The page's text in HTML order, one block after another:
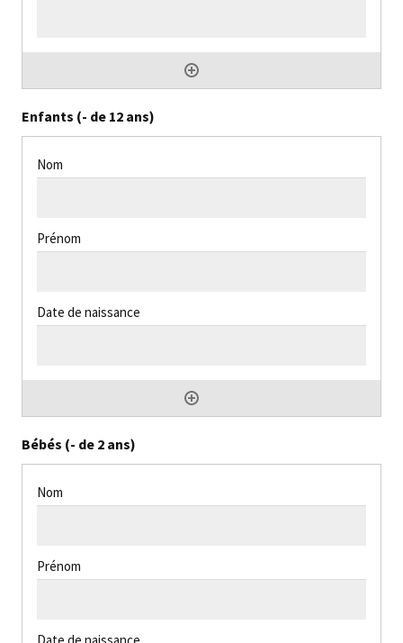
Enfants (- de 12 ans)
Bébés (- de 2 ans)